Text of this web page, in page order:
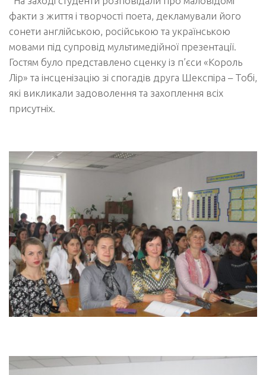
факти з життя і творчості поета, декламували його
сонети англійською, російською та українською
мовами під супровід мультимедійної презентації.
Гостям було представлено сценку із п’єси «Король
Лір» та інсценізацію зі спогадів друга Шекспіра – Тобі,
які викликали задоволення та захоплення всіх
присутніх.